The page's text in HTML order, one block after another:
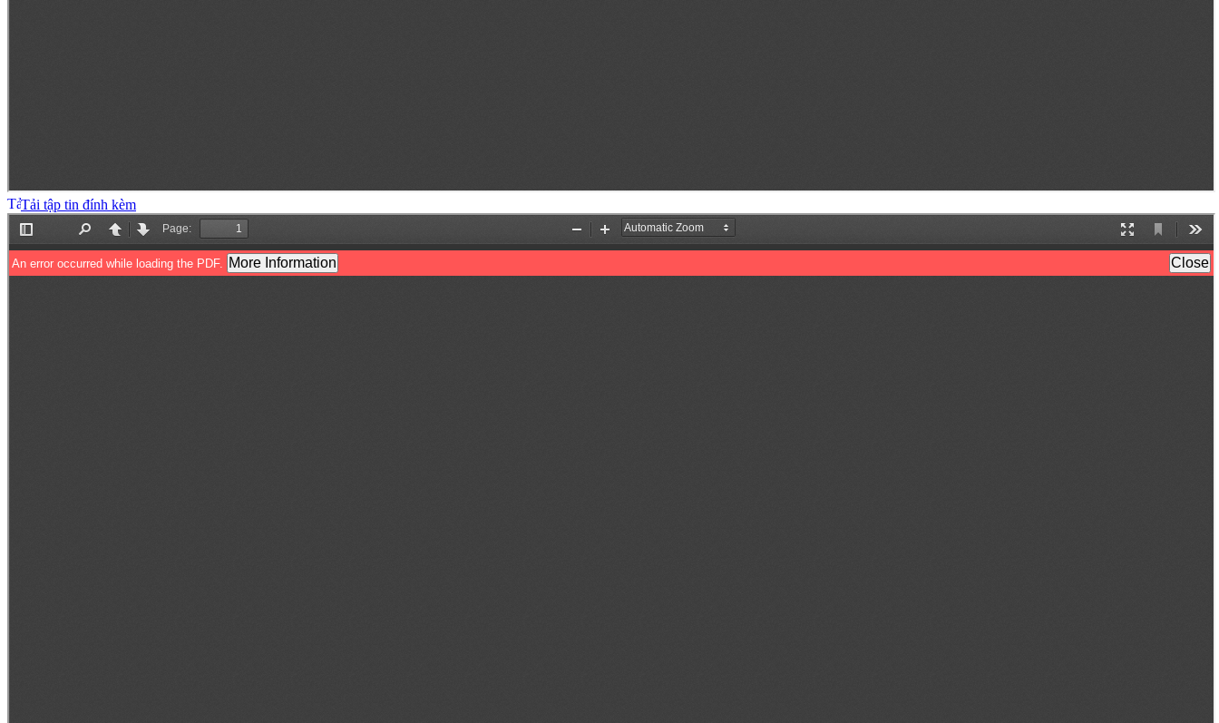
Tải tập tin đính kèm